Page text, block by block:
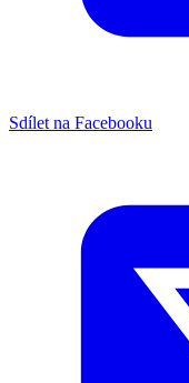
Sdílet na Facebooku